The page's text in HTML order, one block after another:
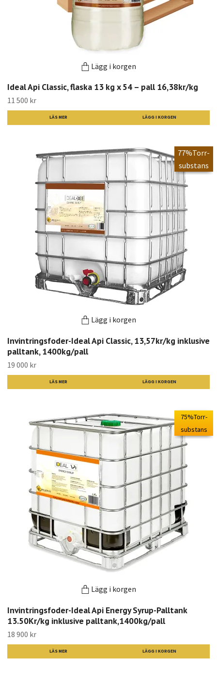
Lägg i korgen
Ideal Api Classic, flaska 13 kg x 54 – pall 16,38kr/kg
11 500 kr
LÄS MER
77%Torr-
substans
Lägg i korgen
Invintringsfoder-Ideal Api Classic, 13,57kr/kg inklusive
palltank, 1400kg/pall
19 000 kr
LÄS MER
75%Torr-
substans
Lägg i korgen
Invintringsfoder-Ideal Api Energy Syrup-Palltank
13.50Kr/kg inklusive palltank,1400kg/pall
18 900 kr
LÄS MER